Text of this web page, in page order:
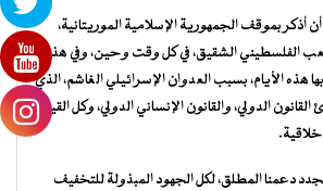
أذكر بموقف الجمهورية الإسلامية الموريتانية،
الفلسطيني الشقيق، في كل وقت وحين، وفي هذه
هذه الأيام، بسبب العدوان الإسرائيلي الغاشم، الذي
الدولي، والقانون الإنساني الدولي، وكل القيم
دعمنا المطلق، لكل الجهود المبذولة للتخفيف